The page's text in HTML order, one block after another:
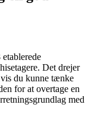
Det drejer
du kunne tænke
for at overtage en
med